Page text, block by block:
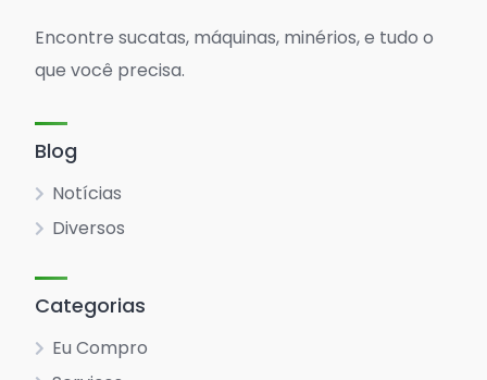
Encontre sucatas, máquinas, minérios, e tudo o
que você precisa.
Blog
Notícias
Diversos
Categorias
Eu Compro